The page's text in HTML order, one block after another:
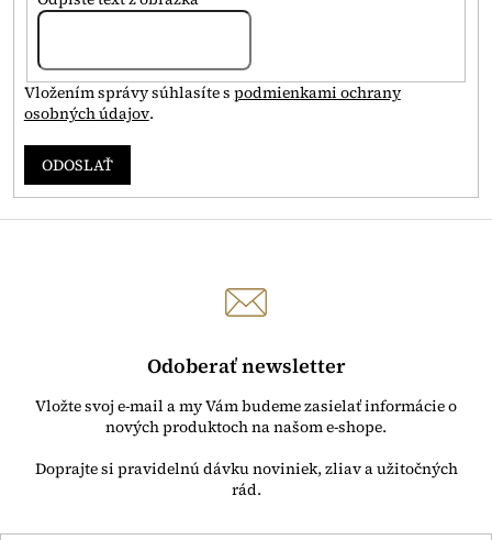
Vložením správy súhlasíte s podmienkami ochrany
osobných údajov.
ODOSLAŤ
Odoberať newsletter
Vložte svoj e-mail a my Vám budeme zasielať informácie o
nových produktoch na našom e-shope.